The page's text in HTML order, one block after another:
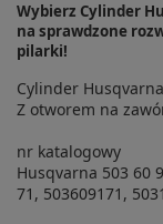
Wybierz Cylinder
na sprawdzone
pilarki!
Cylinder
Z otworem na
nr katalogowy
Husqvarna 503 60
71, 503609171,